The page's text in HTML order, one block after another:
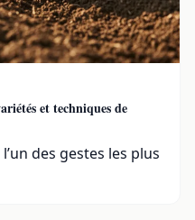
et techniques de
des gestes les plus